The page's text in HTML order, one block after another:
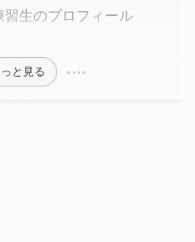
習生のプロフィール
と見る